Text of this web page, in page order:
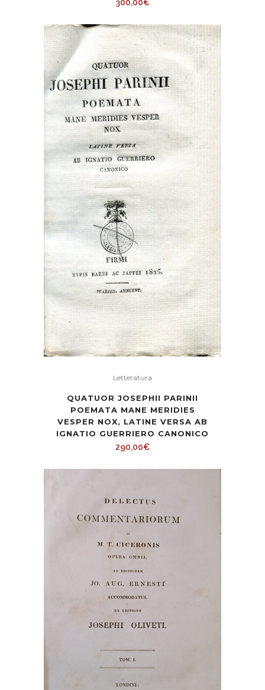
300,00€
Letteratura
QUATUOR JOSEPHII PARINII
POEMATA MANE MERIDIES
VESPER NOX, LATINE VERSA AB
IGNATIO GUERRIERO CANONICO
290,00€